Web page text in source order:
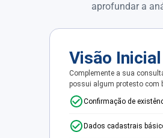
aprofundar a
Visão Inicial
Complemente a sua
possui algum protesto com
Confirmação de
Dados cadastrais